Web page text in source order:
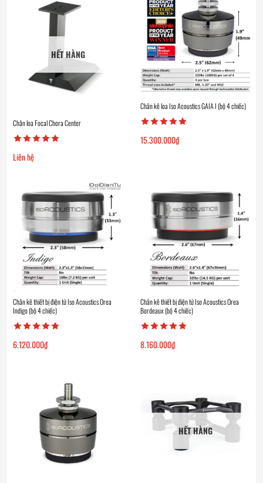
HẾT HÀNG
Chân loa Focal Chora Center
Liên hệ
Chân kê loa Iso Acoustics GAIA I (bộ 4 chiếc)
15.300.000₫
Chân kê thiết bị điện tử Iso Acoustics Orea
Indigo (bộ 4 chiếc)
6.120.000₫
Chân kê thiết bị điện tử Iso Acoustics Orea
Bordeaux (bộ 4 chiếc)
8.160.000₫
HẾT HÀNG